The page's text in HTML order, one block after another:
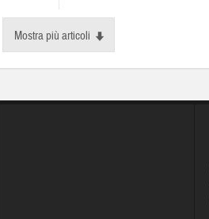
Mostra più articoli